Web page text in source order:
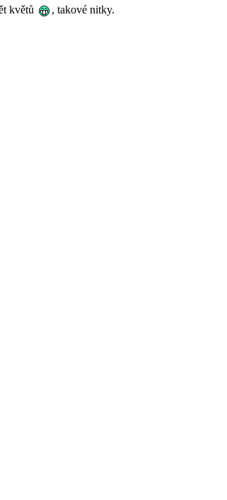
květů , takové nitky.